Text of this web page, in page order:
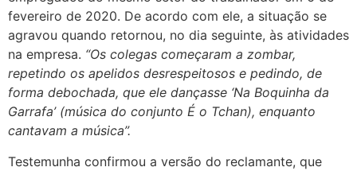
fevereiro de 2020. De acordo com ele, a situação se
agravou quando retornou, no dia seguinte, às atividades
na empresa. “Os colegas começaram a zombar,
repetindo os apelidos desrespeitosos e pedindo, de
forma debochada, que ele dançasse ‘Na Boquinha da
Garrafa’ (música do conjunto É o Tchan), enquanto
cantavam a música”.
Testemunha confirmou a versão do reclamante, que